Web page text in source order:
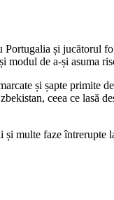
și jucătorul
modul de a-și asuma
și șapte primite
ceea ce lasă
și multe faze